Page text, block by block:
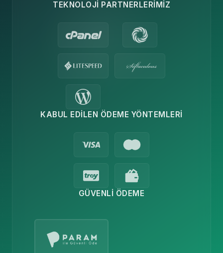
TEKNOLOJI PARTNERLERIMIZ
GÜVENLI ÖDEME
KABUL EDILEN ÖDEME YÖNTEMLERI